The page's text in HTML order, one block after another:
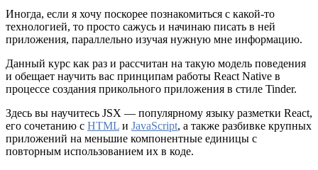
Иногда, если я хочу поскорее познакомиться с какой-то
технологией, то просто сажусь и начинаю писать в ней
приложения, параллельно изучая нужную мне информацию.
Данный курс как раз и рассчитан на такую модель поведения
и обещает научить вас принципам работы React Native в
процессе создания прикольного приложения в стиле Tinder.
Здесь вы научитесь JSX — популярному языку разметки React,
его сочетанию с HTML и JavaScript, а также разбивке крупных
приложений на меньшие компонентные единицы с
повторным использованием их в коде.